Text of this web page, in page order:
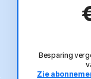
Besparing
Zie